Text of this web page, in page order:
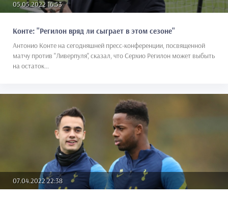
05.05.2022 16:53
Конте: "Регилон вряд ли сыграет в этом сезоне"
Антонио Конте на сегодняшней пресс-конференции, посвященной
матчу против "Ливерпуля", сказал, что Серхио Регилон может выбыть
на остаток...
07.04.2022 22:38